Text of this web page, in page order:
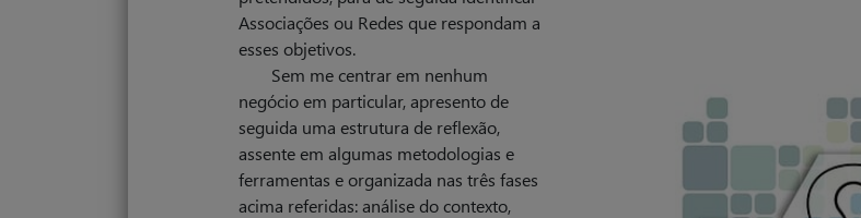
Associações ou Redes que respondam a
esses objetivos.
Sem me centrar em nenhum
negócio em particular, apresento de
seguida uma estrutura de reflexão,
assente em algumas metodologias e
ferramentas e organizada nas três fases
acima referidas: análise do contexto,